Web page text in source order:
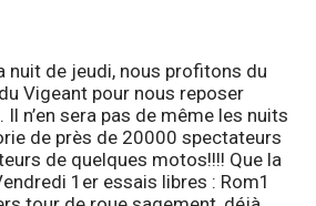
nuit de jeudi, nous profitons du
Vigeant pour nous reposer
Il n’en sera pas de même les nuits
de près de 20000 spectateurs
de quelques motos!!!! Que la
1er essais libres : Rom1